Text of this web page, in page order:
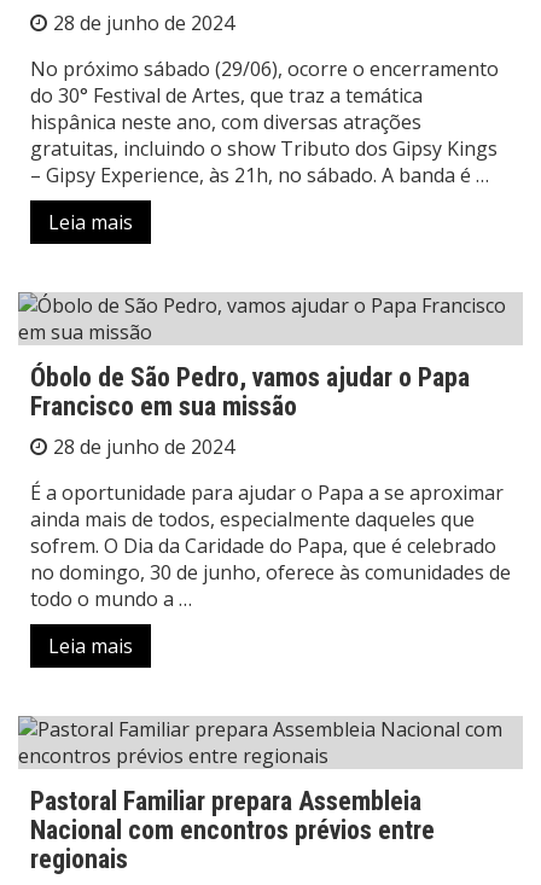
28 de junho de 2024
No próximo sábado (29/06), ocorre o encerramento
do 30° Festival de Artes, que traz a temática
hispânica neste ano, com diversas atrações
gratuitas, incluindo o show Tributo dos Gipsy Kings
– Gipsy Experience, às 21h, no sábado. A banda é …
Leia mais
Óbolo de São Pedro, vamos ajudar o Papa
Francisco em sua missão
28 de junho de 2024
É a oportunidade para ajudar o Papa a se aproximar
ainda mais de todos, especialmente daqueles que
sofrem. O Dia da Caridade do Papa, que é celebrado
no domingo, 30 de junho, oferece às comunidades de
todo o mundo a …
Leia mais
Pastoral Familiar prepara Assembleia
Nacional com encontros prévios entre
regionais